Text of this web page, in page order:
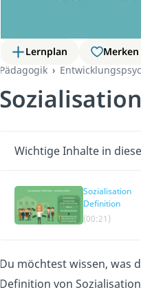
Lernplan Merken
Pädagogik
Sozialisation
Wichtige Inhalte in
Sozialisation
Definition
(00:21)
Du möchtest wissen, was
Definition von Sozialisation